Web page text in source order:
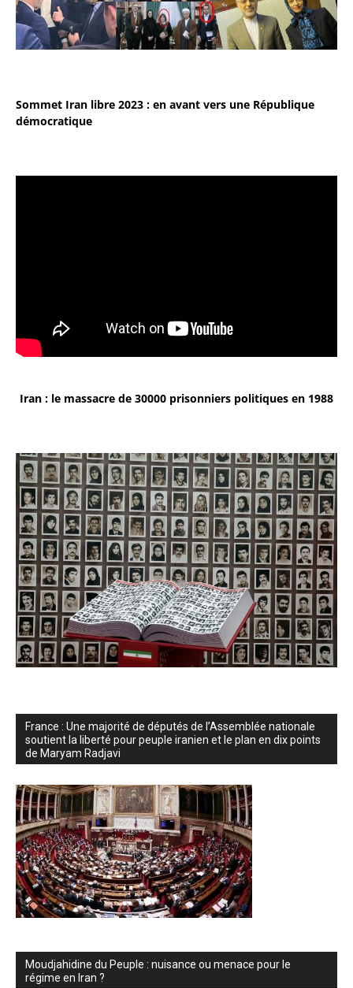
Sommet Iran libre 2023 : en avant vers une République
démocratique
Iran : le massacre de 30000 prisonniers politiques en 1988
France : Une majorité de députés de l’Assemblée nationale
soutient la liberté pour peuple iranien et le plan en dix points
de Maryam Radjavi
Moudjahidine du Peuple : nuisance ou menace pour le
régime en Iran ?